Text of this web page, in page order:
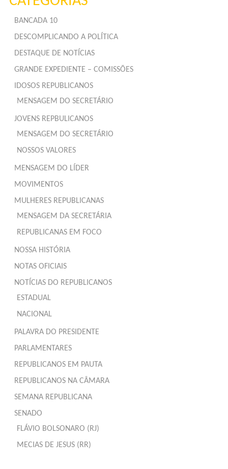
BANCADA 10
DESCOMPLICANDO A POLÍTICA
DESTAQUE DE NOTÍCIAS
GRANDE EXPEDIENTE – COMISSÕES
IDOSOS REPUBLICANOS
MENSAGEM DO SECRETÁRIO
JOVENS REPBULICANOS
MENSAGEM DO SECRETÁRIO
NOSSOS VALORES
MENSAGEM DO LÍDER
MOVIMENTOS
MULHERES REPUBLICANAS
MENSAGEM DA SECRETÁRIA
REPUBLICANAS EM FOCO
NOSSA HISTÓRIA
NOTAS OFICIAIS
NOTÍCIAS DO REPUBLICANOS
ESTADUAL
NACIONAL
PALAVRA DO PRESIDENTE
PARLAMENTARES
REPUBLICANOS EM PAUTA
REPUBLICANOS NA CÂMARA
SEMANA REPUBLICANA
SENADO
FLÁVIO BOLSONARO (RJ)
MECIAS DE JESUS (RR)